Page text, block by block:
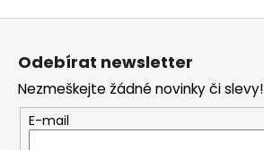
Z
Odebírat newsletter
Nezmeškejte žádné novinky či slevy!
E-mail